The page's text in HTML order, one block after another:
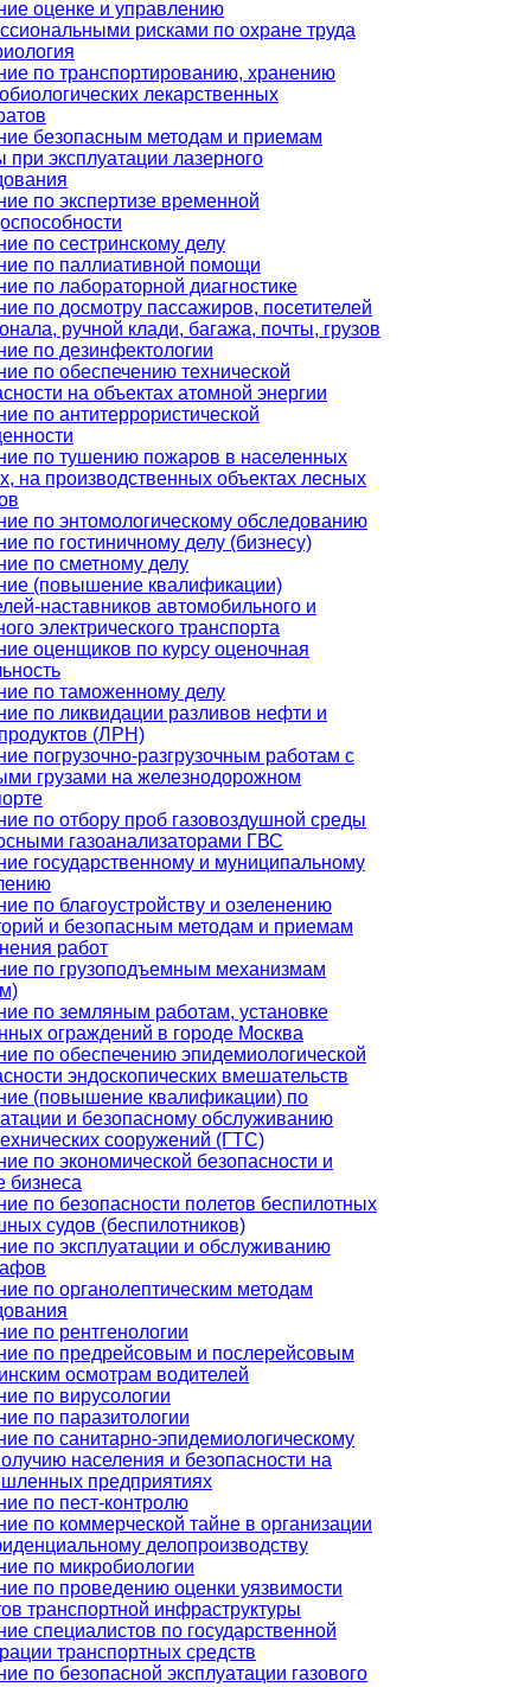
оценке и управлению
рисками по охране труда
по транспортированию, хранению
лекарственных
безопасным методам и приемам
при эксплуатации лазерного
по экспертизе временной
по сестринскому делу
по паллиативной помощи
по лабораторной диагностике
по досмотру пассажиров, посетителей
ручной клади, багажа, почты, грузов
по дезинфектологии
по обеспечению технической
на объектах атомной энергии
по антитеррористической
по тушению пожаров в населенных
на производственных объектах лесных
по энтомологическому обследованию
по гостиничному делу (бизнесу)
по сметному делу
(повышение квалификации)
наставников автомобильного и
электрического транспорта
оценщиков по курсу оценочная
по таможенному делу
по ликвидации разливов нефти и
(ЛРН)
погрузочно-разгрузочным работам с
грузами на железнодорожном
по отбору проб газовоздушной среды
газоанализаторами ГВС
государственному и муниципальному
по благоустройству и озеленению
и безопасным методам и приемам
работ
по грузоподъемным механизмам
по земляным работам, установке
ограждений в городе Москва
по обеспечению эпидемиологической
эндоскопических вмешательств
(повышение квалификации) по
и безопасному обслуживанию
сооружений (ГТС)
по экономической безопасности и
бизнеса
по безопасности полетов беспилотных
судов (беспилотников)
по эксплуатации и обслуживанию
по органолептическим методам
по рентгенологии
по предрейсовым и послерейсовым
осмотрам водителей
по вирусологии
по паразитологии
по санитарно-эпидемиологическому
населения и безопасности на
предприятиях
по пест-контролю
по коммерческой тайне в организации
делопроизводству
по микробиологии
по проведению оценки уязвимости
транспортной инфраструктуры
специалистов по государственной
транспортных средств
по безопасной эксплуатации газового